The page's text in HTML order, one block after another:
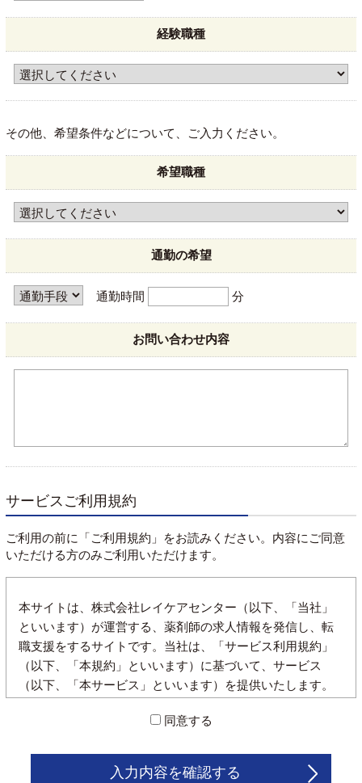
経験職種
その他、希望条件などについて、ご入力ください。
希望職種
通勤の希望
通勤時間 分
お問い合わせ内容
サービスご利用規約
ご利用の前に「ご利用規約」をお読みください。内容にご同意
いただける方のみご利用いただけます。
本サイトは、株式会社レイケアセンター（以下、「当社」
といいます）が運営する、薬剤師の求人情報を発信し、転
職支援をするサイトです。当社は、「サービス利用規約」
（以下、「本規約」といいます）に基づいて、サービス
（以下、「本サービス」といいます）を提供いたします。
いいます）に適用され又、利用者は以下の規約を遵守する
同意する
入力内容を確認する